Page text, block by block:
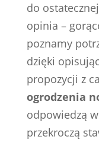
do
opinia –
poznamy
dzięki
propozycji z
ogrodzenia
odpowiedzą
przekroczą